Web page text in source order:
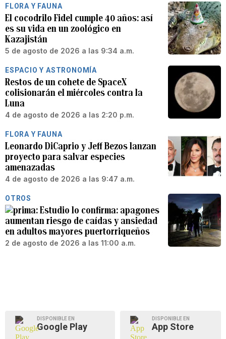
FLORA Y FAUNA
El cocodrilo Fidel cumple 40 años: así
es su vida en un zoológico en
Kazajistán
5 de agosto de 2026 a las 9:34 a.m.
ESPACIO Y ASTRONOMÍA
Restos de un cohete de SpaceX
colisionarán el miércoles contra la
Luna
4 de agosto de 2026 a las 2:20 p.m.
FLORA Y FAUNA
Leonardo DiCaprio y Jeff Bezos lanzan
proyecto para salvar especies
amenazadas
4 de agosto de 2026 a las 9:47 a.m.
OTROS
Estudio lo confirma: apagones
aumentan riesgo de caídas y ansiedad
en adultos mayores puertorriqueños
2 de agosto de 2026 a las 11:00 a.m.
DISPONIBLE EN
Google Play
DISPONIBLE EN
App Store